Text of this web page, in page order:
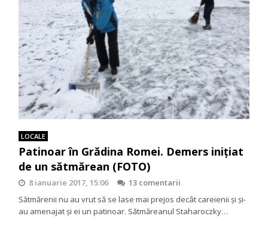
LOCALE
Patinoar în Grădina Romei. Demers inițiat
de un sătmărean (FOTO)
8 ianuarie 2017, 15:06
13 comentarii
Sătmărenii nu au vrut să se lase mai prejos decât careienii și și-
au amenajat și ei un patinoar. Sătmăreanul Staharoczky…